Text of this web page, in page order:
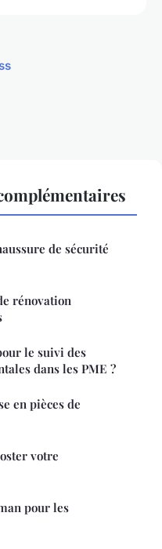
de sécurité
rénovation
le suivi des
dans les PME ?
en pièces de
votre
pour les